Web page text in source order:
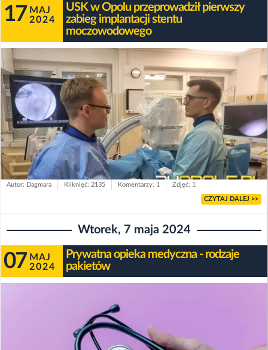
17 MAJ
2024
USK w Opolu przeprowadził pierwszy
zabieg implantacji stentu
moczowodowego
Autor: Dagmara Kliknięć: 2135 Komentarzy: 1 Zdjęć: 1
CZYTAJ DALEJ >>
Wtorek, 7 maja 2024
07 MAJ
2024
Prywatna opieka medyczna - rodzaje
pakietów